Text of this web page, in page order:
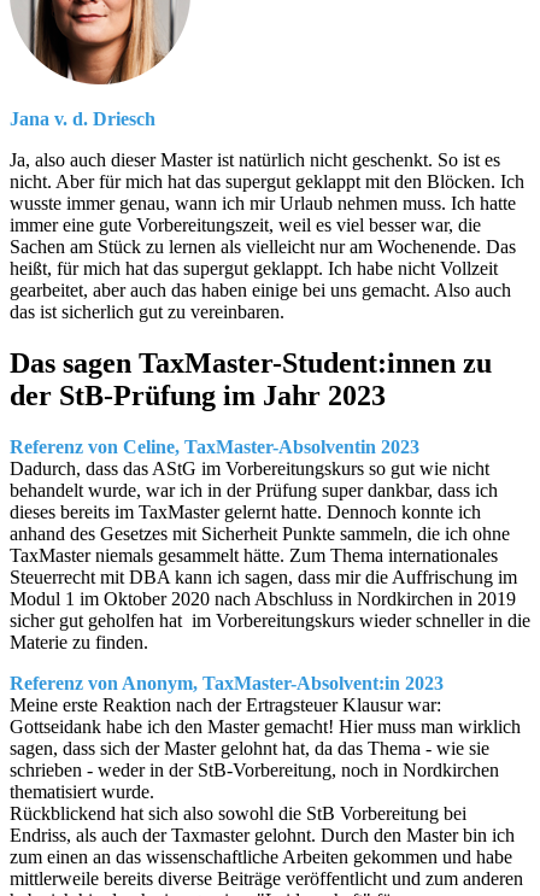
Jana v. d. Driesch
Ja, also auch dieser Master ist natürlich nicht geschenkt. So ist es
nicht. Aber für mich hat das supergut geklappt mit den Blöcken. Ich
wusste immer genau, wann ich mir Urlaub nehmen muss. Ich hatte
immer eine gute Vorbereitungszeit, weil es viel besser war, die
Sachen am Stück zu lernen als vielleicht nur am Wochenende. Das
heißt, für mich hat das supergut geklappt. Ich habe nicht Vollzeit
gearbeitet, aber auch das haben einige bei uns gemacht. Also auch
das ist sicherlich gut zu vereinbaren.
Das sagen TaxMaster-Student:innen zu
der StB-Prüfung im Jahr 2023
Referenz von Celine, TaxMaster-Absolventin 2023
Dadurch, dass das AStG im Vorbereitungskurs so gut wie nicht
behandelt wurde, war ich in der Prüfung super dankbar, dass ich
dieses bereits im TaxMaster gelernt hatte. Dennoch konnte ich
anhand des Gesetzes mit Sicherheit Punkte sammeln, die ich ohne
TaxMaster niemals gesammelt hätte. Zum Thema internationales
Steuerrecht mit DBA kann ich sagen, dass mir die Auffrischung im
Modul 1 im Oktober 2020 nach Abschluss in Nordkirchen in 2019
sicher gut geholfen hat im Vorbereitungskurs wieder schneller in die
Materie zu finden.
Referenz von Anonym, TaxMaster-Absolvent:in 2023
Meine erste Reaktion nach der Ertragsteuer Klausur war:
Gottseidank habe ich den Master gemacht! Hier muss man wirklich
sagen, dass sich der Master gelohnt hat, da das Thema - wie sie
schrieben - weder in der StB-Vorbereitung, noch in Nordkirchen
thematisiert wurde.
Rückblickend hat sich also sowohl die StB Vorbereitung bei
Endriss, als auch der Taxmaster gelohnt. Durch den Master bin ich
zum einen an das wissenschaftliche Arbeiten gekommen und habe
mittlerweile bereits diverse Beiträge veröffentlicht und zum anderen